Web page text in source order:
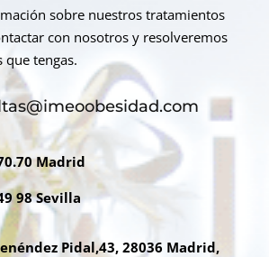
sobre nuestros tratamientos
con nosotros y resolveremos
que tengas.
Madrid
98 Sevilla
Pidal,43, 28036 Madrid,